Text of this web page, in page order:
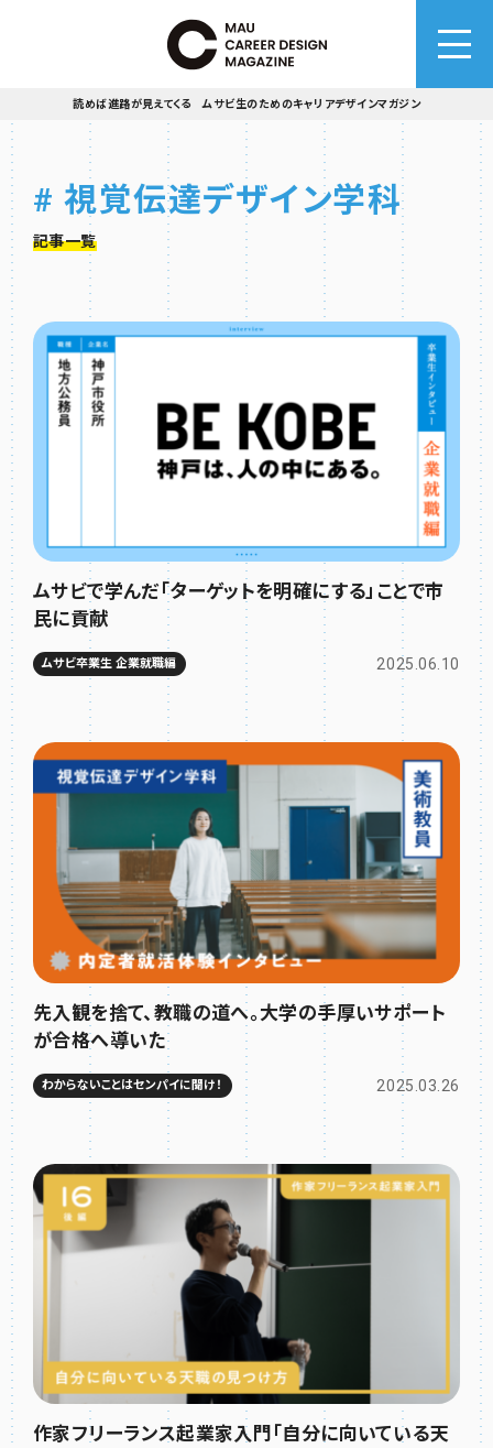
読めば進路が見えてくる ムサビ生のためのキャリアデザインマガジン
# 視覚伝達デザイン学科
記事一覧
ムサビで学んだ「ターゲットを明確にする」ことで市
民に貢献
ムサビ卒業生 企業就職編 2025.06.10
先入観を捨て、教職の道へ。大学の手厚いサポート
が合格へ導いた
わからないことはセンパイに聞け！ 2025.03.26
作家フリーランス起業家入門「自分に向いている天